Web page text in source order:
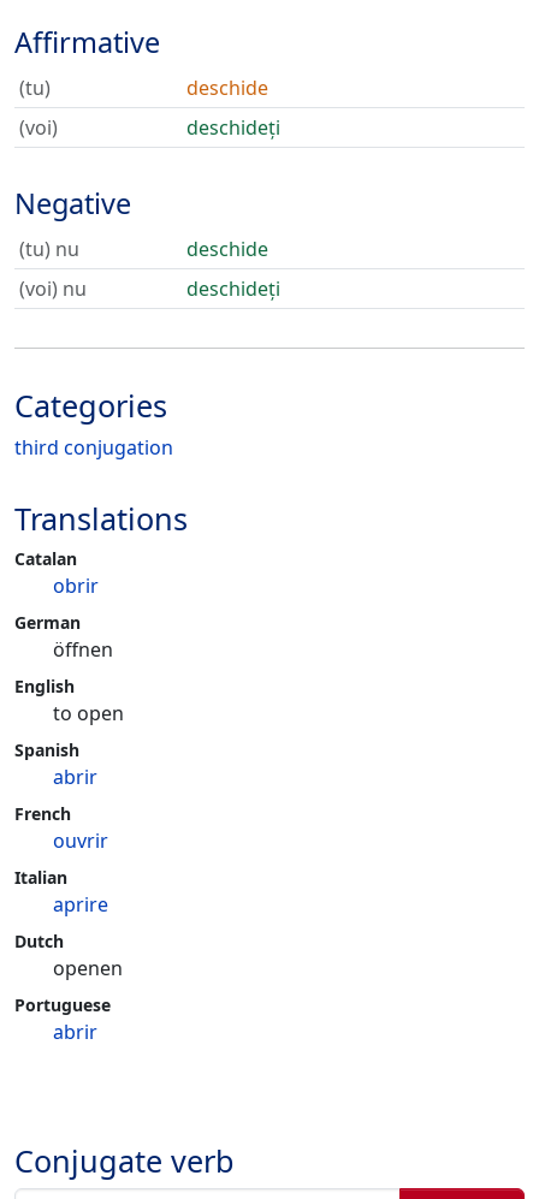
Affirmative
(tu)
deschide
(voi)
deschideți
Negative
(tu) nu
deschide
(voi) nu
deschideți
Categories
third conjugation
Translations
Catalan
obrir
German
öffnen
English
to open
Spanish
abrir
French
ouvrir
Italian
aprire
Dutch
openen
Portuguese
abrir
Conjugate verb